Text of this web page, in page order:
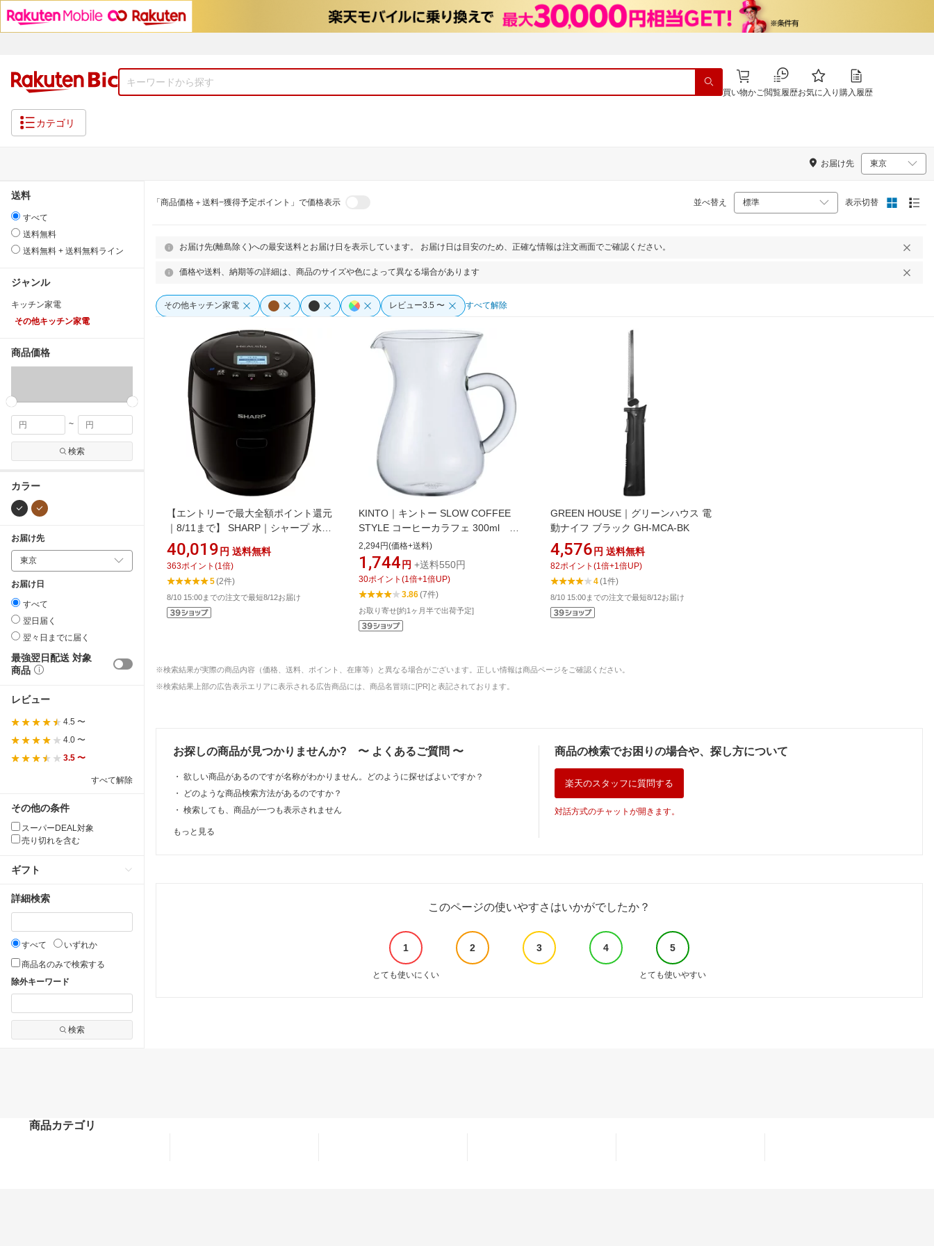
買い物かご閲覧履歴お気に入り 購入履歴
カテゴリ
お届け先
送料
すべて
送料無料
送料無料 + 送料無料ライン
ジャンル
キッチン家電
その他キッチン家電
商品価格
~
検索
カラー
お届け先
お届け日
すべて
翌日届く
翌々日までに届く
最強翌日配送 対象
商品
レビュー
4.5 〜
4.0 〜
3.5 〜
すべて解除
その他の条件
スーパーDEAL対象
売り切れを含む
ギフト
詳細検索
すべて
いずれか
商品名のみで検索する
除外キーワード
検索
「商品価格＋送料−獲得予定ポイント」で価格表示 並べ替え 表示切替
お届け先(離島除く)への最安送料とお届け日を表示しています。 お届け日は目安のため、正確な情報は注文画面でご確認ください。
価格や送料、納期等の詳細は、商品のサイズや色によって異なる場合があります
その他キッチン家電 レビュー3.5 〜 すべて解除
【エントリーで最大全額ポイント還元
｜8/11まで】 SHARP｜シャープ 水な
し自動調理鍋 HEALSIO（ヘルシオ）
ホットクック ブラック系 KN-
HW10GB【rb_cooking_cpn】
40,019 円 送料無料
363ポイント (1 倍)
5(2件)
8/10 15:00までの注文で最短8/12お届け
KINTO｜キントー SLOW COFFEE
STYLE コーヒーカラフェ 300ml
SCS-02-CC[SCS02CC]
2,294円(価格+送料)
1,744 円 +送料550円
30ポイント (1 倍+1 倍UP)
3.86(7件)
お取り寄せ[約1ヶ月半で出荷予定]
GREEN HOUSE｜グリーンハウス 電
動ナイフ ブラック GH-MCA-BK
4,576 円 送料無料
82ポイント (1 倍+1 倍UP)
4(1件)
8/10 15:00までの注文で最短8/12お届け
※検索結果が実際の商品内容（価格、送料、ポイント、在庫等）と異なる場合がございます。正しい情報は商品ページをご確認ください。
※検索結果上部の広告表示エリアに表示される広告商品には、商品名冒頭に[PR]と表記されております。
お探しの商品が見つかりませんか? 〜 よくあるご質問 〜
・ 欲しい商品があるのですが名称がわかりません。どのように探せばよいですか？
・
どのような商品検索方法があるのですか？
・ 検索しても、商品が一つも表示されません
もっと見る
商品の検索でお困りの場合や、探し方について
楽天のスタッフに質問する
対話方式のチャットが開きます。
このページの使いやすさはいかがでしたか？
1 2 3 4 5
とても使いにくい とても使いやすい
商品カテゴリ